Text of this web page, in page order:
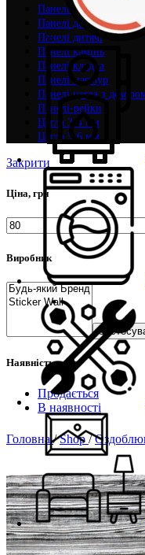
Панелі декор
Панелі дерево
Панелі дитячі
Панелі камінь
Панелі кладка
Панелі мармур
Панелі цегла з
Панелі-рейки
Цегла 3-4 мм
Цегла 5-6 мм
Закрити
Ціна, грн
Виробник
Наявність
Продається
В наявності
Головна/ Shop /